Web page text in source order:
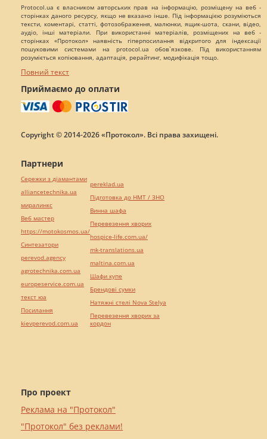
Protocol.ua є власником авторських прав на інформацію, розміщену на веб -
сторінках даного ресурсу, якщо не вказано інше. Під інформацією розуміються
тексти, коментарі, статті, фотозображення, малюнки, ящик-шота, скани, відео,
аудіо, інші матеріали. При використанні матеріалів, розміщених на веб -
сторінках «Протокол» наявність гіперпосилання відкритого для індексації
пошуковими системами на protocol.ua обов`язкове. Під використанням
розуміється копіювання, адаптація, рерайтинг, модифікація тощо.
Повний текст
Приймаємо до оплати
Copyright © 2014-2026 «Протокол». Всі права захищені.
Про проект
Реклама на "Протокол"
"Протокол" без реклами!
Партнери
Сережки з діамантами
alliancetechnika.ua
миралинкс
Веб мастер
https://motokosmos.ua/
Синтезатори
perevod.agency
agrotechnika.com.ua
europeservice.com.ua
текст юа
Посилання
kievperevod.com.ua
pereklad.ua
Підготовка до НМТ / ЗНО
Винна шафа
Перевезення хворих
hospice-life.com.ua/
mk-translations.ua
maltina.com.ua
Шафи купе
Брендові сумки
Натяжні стелі Nova Stelya
Перевезення хворих за
кордон